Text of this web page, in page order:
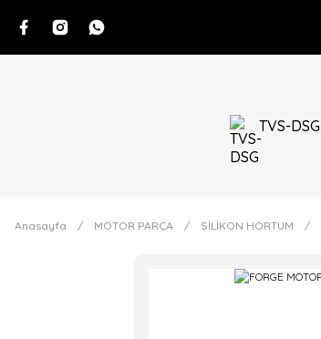
TVS-DSG
Anasayfa MOTOR PARÇA SİLİKON HORTUM